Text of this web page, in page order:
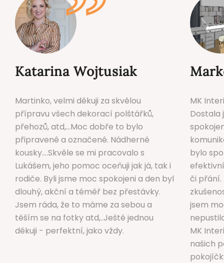
Katarina Wojtusiak
Martinko, velmi děkuji za skvělou
přípravu všech dekorací polštářků,
přehozů, atd,...Moc dobře to bylo
připravené a označené. Nádherné
kousky....Skvěle se mi pracovalo s
Lukášem, jeho pomoc oceňuji jak já, tak i
rodiče. Byli jsme moc spokojeni a den byl
dlouhý, akční a téměř bez přestávky.
Jsem ráda, že to máme za sebou a
těším se na fotky atd,..Ještě jednou
děkuji - perfektní, jako vždy.
MK
Dostala
bylo
či
jsem
MK
našich